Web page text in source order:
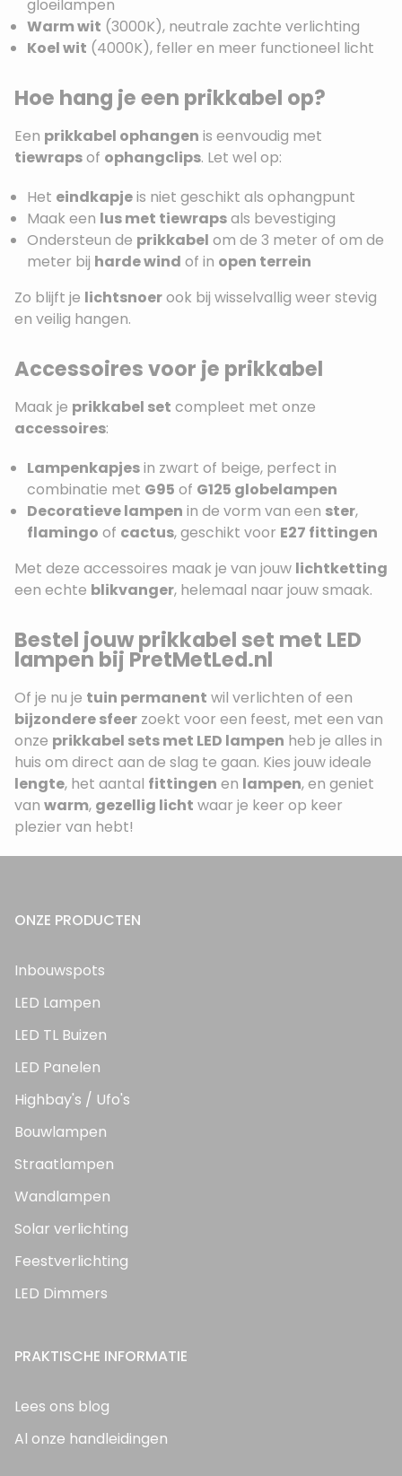
gloeilampen
Warm wit (3000K), neutrale zachte verlichting
Koel wit (4000K), feller en meer functioneel licht
Hoe hang je een prikkabel op?
Een prikkabel ophangen is eenvoudig met
tiewrapsof ophangclips. Let wel op:
Het eindkapjeis niet geschikt als ophangpunt
Maak een lus met tiewrapsals bevestiging
Ondersteun de prikkabel om de 3 meter of om de
meter bij harde wind of in open terrein
Zo blijft je lichtsnoerook bij wisselvallig weer stevig
en veilig hangen.
Accessoires voor je prikkabel
Maak je prikkabel set compleet met onze
accessoires:
Lampenkapjesin zwart of beige, perfect in
combinatie met G95 of G125 globelampen
Decoratieve lampen in de vorm van een ster,
flamingo of cactus, geschikt voor E27 fittingen
Met deze accessoires maak je van jouw lichtketting
een echte blikvanger, helemaal naar jouw smaak.
Bestel jouw prikkabel set met LED
lampen bij PretMetLed.nl
Of je nu je tuin permanent wil verlichten of een
bijzondere sfeer zoekt voor een feest, met een van
onze prikkabel sets met LED lampen heb je alles in
huis om direct aan de slag te gaan. Kies jouw ideale
lengte, het aantal fittingen en lampen, en geniet
van warm, gezellig licht waar je keer op keer
plezier van hebt!
ONZE PRODUCTEN
Inbouwspots
LED Lampen
LED TL Buizen
LED Panelen
Highbay's / Ufo's
Bouwlampen
Straatlampen
Wandlampen
Solar verlichting
Feestverlichting
LED Dimmers
PRAKTISCHE INFORMATIE
Lees ons blog
Al onze handleidingen